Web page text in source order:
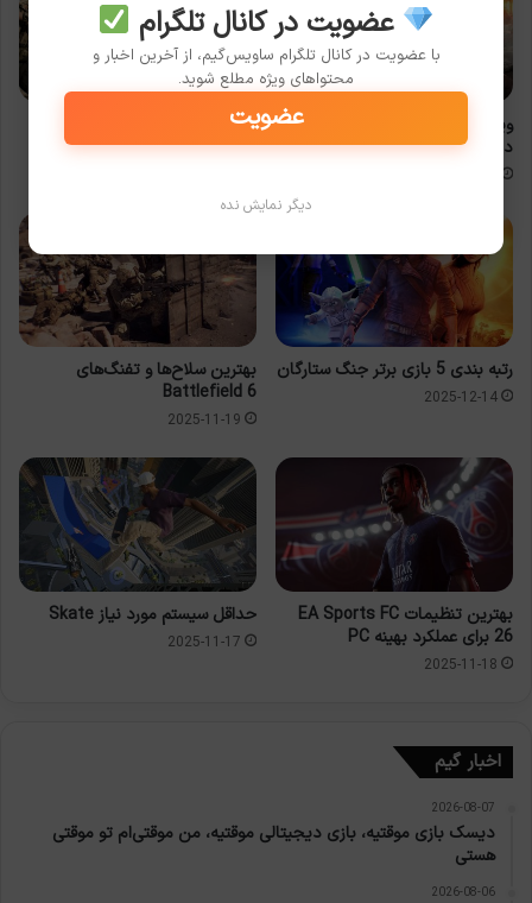
وینس زامپلا، پدر معنوی کالاف
دیوتی در حادثه رانندگی درگذشت
بهترین تنظیمات گرافیکی بازی
Battlefield 6 برای کامپیوتر
رتبه بندی 5 بازی برتر جنگ ستارگان
2025-12-14
بهترین سلاح‌ها و تفنگ‌های
Battlefield 6
2025-11-19
بهترین تنظیمات EA Sports FC
26 برای عملکرد بهینه PC
2025-11-18
حداقل سیستم مورد نیاز Skate
2025-11-17
اخبار گیم
2026-08-07
دیسک بازی موقتیه، بازی دیجیتالی موقتیه، من موقتی‌ام تو موقتی
هستی
2026-08-06
عضویت در کانال تلگرام
با عضویت در کانال تلگرام ساویس‌گیم، از آخرین اخبار و
محتواهای ویژه مطلع شوید.
عضویت
دیگر نمایش نده